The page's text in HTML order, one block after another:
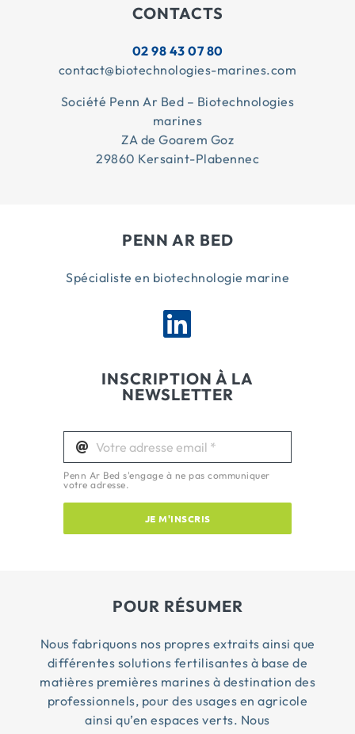
CONTACTS
02 98 43 07 80
contact@biotechnologies-marines.com
Société Penn Ar Bed – Biotechnologies
marines
ZA de Goarem Goz
29860 Kersaint-Plabennec
PENN AR BED
Spécialiste en biotechnologie marine
INSCRIPTION À LA
NEWSLETTER
Penn Ar Bed s'engage à ne pas communiquer
votre adresse.
JE M'INSCRIS
POUR RÉSUMER
Nous fabriquons nos propres extraits ainsi que
différentes solutions fertilisantes à base de
matières premières marines à destination des
professionnels, pour des usages en agricole
ainsi qu’en espaces verts. Nous